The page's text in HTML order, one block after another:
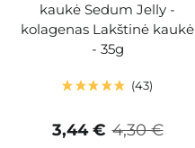
kaukė Sedum Jelly -
kolagenas Lakštinė kaukė
- 35g
43
4,30 €
3,44 €